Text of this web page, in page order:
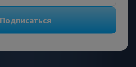
Подписаться